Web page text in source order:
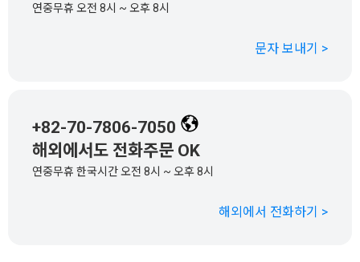
연중무휴 오전 8시 ~ 오후 8시
문자 보내기 >
+82-70-7806-7050
해외에서도 전화주문 OK
연중무휴 한국시간 오전 8시 ~ 오후 8시
해외에서 전화하기 >